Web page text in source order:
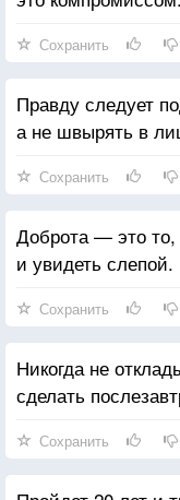
Сохранить
Правду следует
а не швырять в
Сохранить
Доброта — это
и увидеть слепой.
Сохранить
Никогда не
сделать
Сохранить